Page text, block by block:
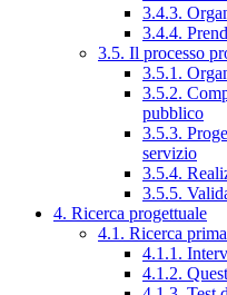
3.4.3.
3.4.4.
3.5. Il processo
3.5.1.
3.5.2.
pubblico
3.5.3.
servizio
3.5.4.
3.5.5.
4. Ricerca progettuale
4.1. Ricerca
4.1.1.
4.1.2.